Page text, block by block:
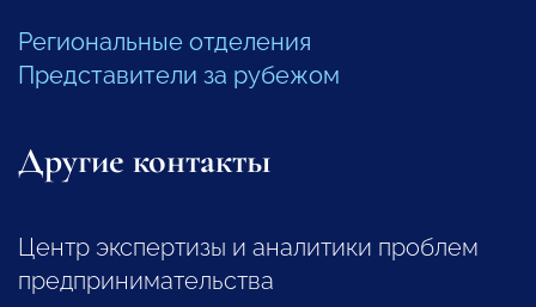
Региональные отделения
Представители за рубежом
Другие контакты
Центр экспертизы и аналитики проблем
предпринимательства